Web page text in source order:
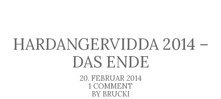
HARDANGERVIDDA 2014 –
DAS ENDE
20. FEBRUAR 2014
1 COMMENT
BY BRUCKI